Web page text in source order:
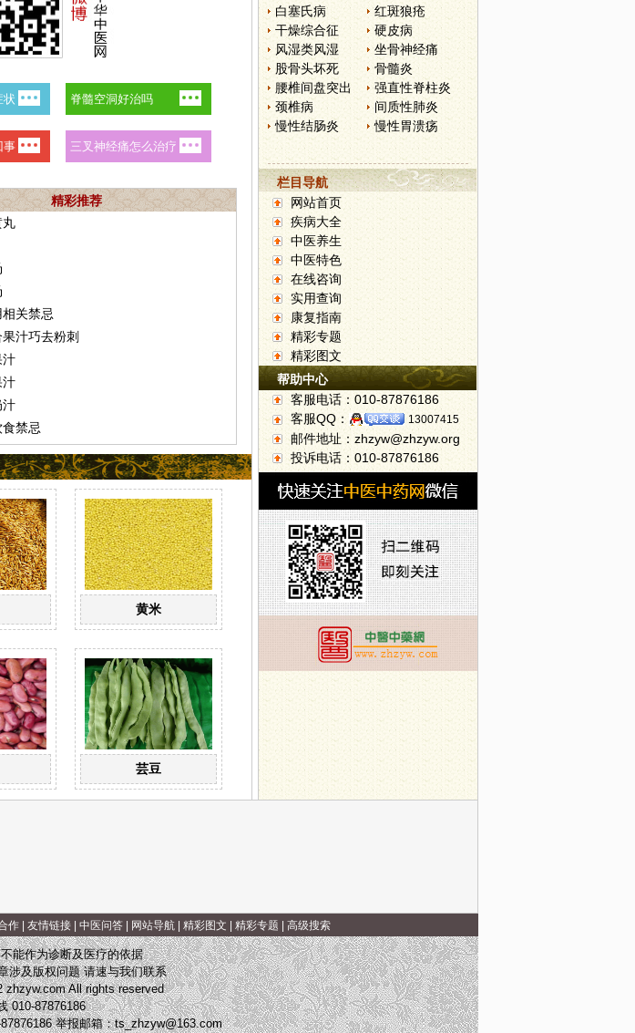
精彩推荐
丸
关禁忌
汁巧去粉刺
汁
汁
汁
禁忌
黄米
芸豆
白塞氏病
红斑狼疮
干燥综合征
硬皮病
风湿类风湿
坐骨神经痛
股骨头坏死
骨髓炎
腰椎间盘突出
强直性脊柱炎
颈椎病
间质性肺炎
慢性结肠炎
慢性胃溃疡
栏目导航
网站首页
疾病大全
中医养生
中医特色
在线咨询
实用查询
康复指南
精彩专题
精彩图文
帮助中心
客服电话：010-87876186
客服QQ：
13007415
邮件地址：zhzyw@zhzyw.org
投诉电话：010-87876186
作| 友情链接| 中医问答| 网站导航| 精彩图文 精彩专题 高级搜索
能作为诊断及医疗的依据
涉及版权问题 请速与我们联系
zhzyw.com All rights reserved
010-87876186
举报邮箱：ts_zhzyw@163.com